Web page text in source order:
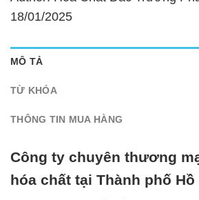
18/01/2025
MÔ TẢ
TỪ KHÓA
THÔNG TIN MUA HÀNG
Công ty chuyên thương
hóa chất tại Thành phố Hồ